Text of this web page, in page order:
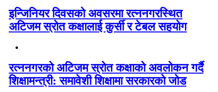
इन्जिनियर दिवसको अवसरमा रत्ननगरस्थित
अटिजम स्रोत कक्षालाई कुर्सी र टेबल सहयोग
रत्ननगरको अटिजम स्रोत कक्षाको अवलोकन गर्दै
शिक्षामन्त्री: समावेशी शिक्षामा सरकारको जोड